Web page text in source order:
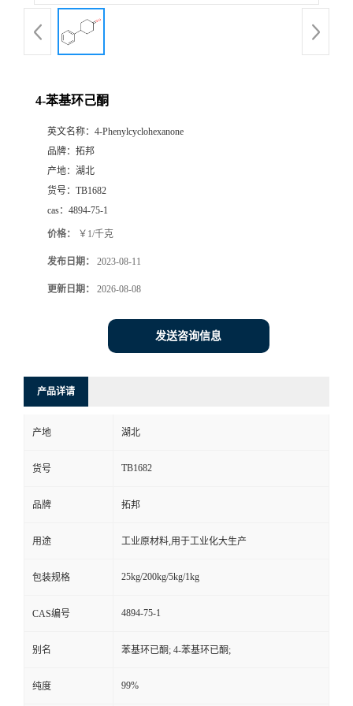
4-苯基环己酮
英文名称： 4-Phenylcyclohexanone
品牌： 拓邦
产地： 湖北
货号： TB1682
cas： 4894-75-1
价格： ￥1/千克
发布日期： 2023-08-11
更新日期： 2026-08-08
发送咨询信息
产品详请
产地 湖北
货号 TB1682
品牌 拓邦
用途 工业原材料,用于工业化大生产
包装规格 25kg/200kg/5kg/1kg
CAS编号 4894-75-1
别名 苯基环已酮; 4-苯基环已酮;
纯度 99%